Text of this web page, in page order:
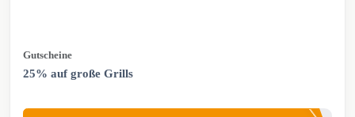
Gutscheine
25% auf große Grills